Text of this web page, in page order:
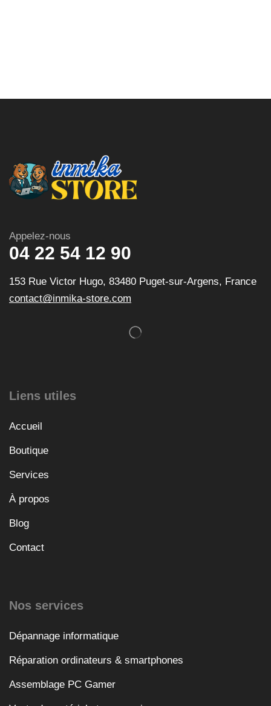
Appelez-nous
04 22 54 12 90
153 Rue Victor Hugo, 83480 Puget-sur-Argens, France
contact@inmika-store.com
Liens utiles
Accueil
Boutique
Services
À propos
Blog
Contact
Nos services
Dépannage informatique
Réparation ordinateurs & smartphones
Assemblage PC Gamer